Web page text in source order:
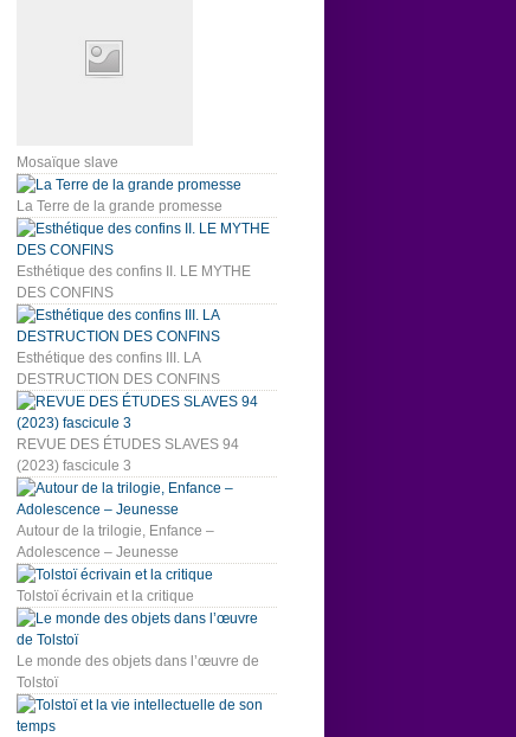
Mosaïque slave
La Terre de la grande promesse
Esthétique des confins II. LE MYTHE
DES CONFINS
Esthétique des confins III. LA
DESTRUCTION DES CONFINS
REVUE DES ÉTUDES SLAVES 94
(2023) fascicule 3
Autour de la trilogie, Enfance –
Adolescence – Jeunesse
Tolstoï écrivain et la critique
Le monde des objets dans l’œuvre de
Tolstoï